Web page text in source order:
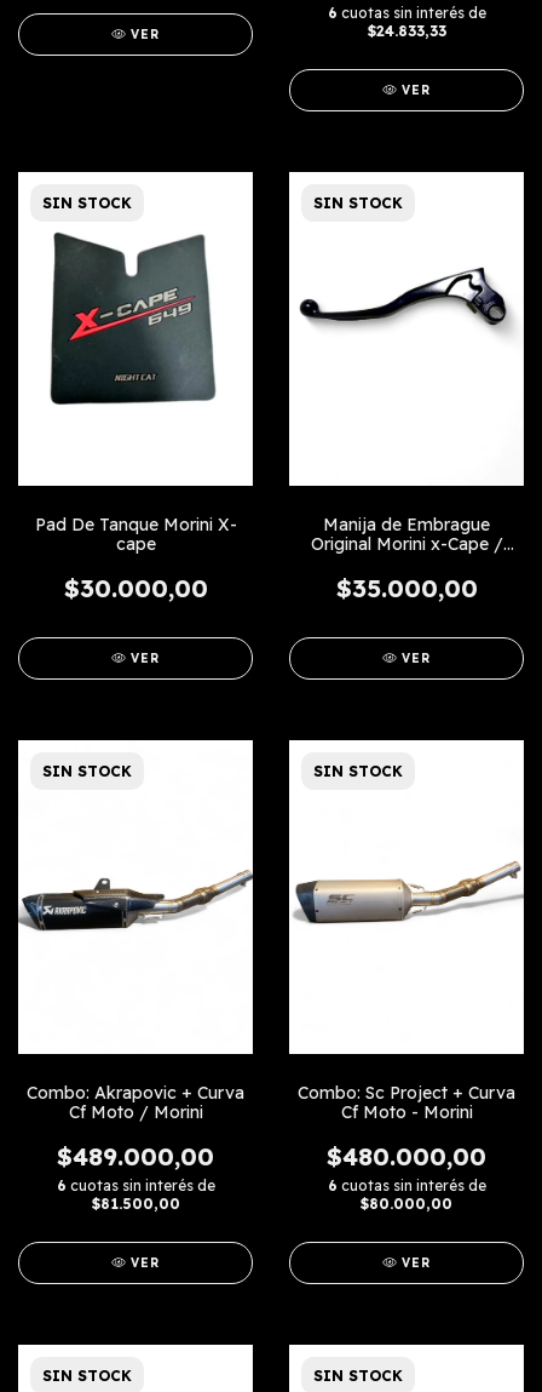
VER
6 cuotas sin interés de
$24.833,33
VER
SIN STOCK
Pad De Tanque Morini X-
cape
$30.000,00
VER
SIN STOCK
Manija de Embrague
Original Morini x-Cape /
$35.000,00
VER
SIN STOCK
Combo: Akrapovic + Curva
Cf Moto / Morini
$489.000,00
6 cuotas sin interés de
$81.500,00
VER
SIN STOCK
Combo: Sc Project + Curva
Cf Moto - Morini
$480.000,00
6 cuotas sin interés de
$80.000,00
VER
SIN STOCK SIN STOCK